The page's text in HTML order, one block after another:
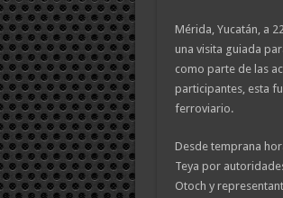
Mérida, Yucatán, a
una visita guiada
como parte de las
participantes, esta
ferroviario.
Desde temprana
Teya por
Otoch y